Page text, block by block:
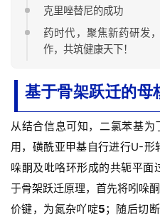
克里唑替尼的成功
药时代，聚焦新药研发
作，共筑健康天下！
基于骨架跃迁的母
从结合信息可知，二氯苯基
用，磺酰亚甲基自行进行U-形
哚酮及吡咯环形成的共轭平面
于骨架跃迁原理，首先将吲哚
价键，为氮杂吖啶5； 随后切